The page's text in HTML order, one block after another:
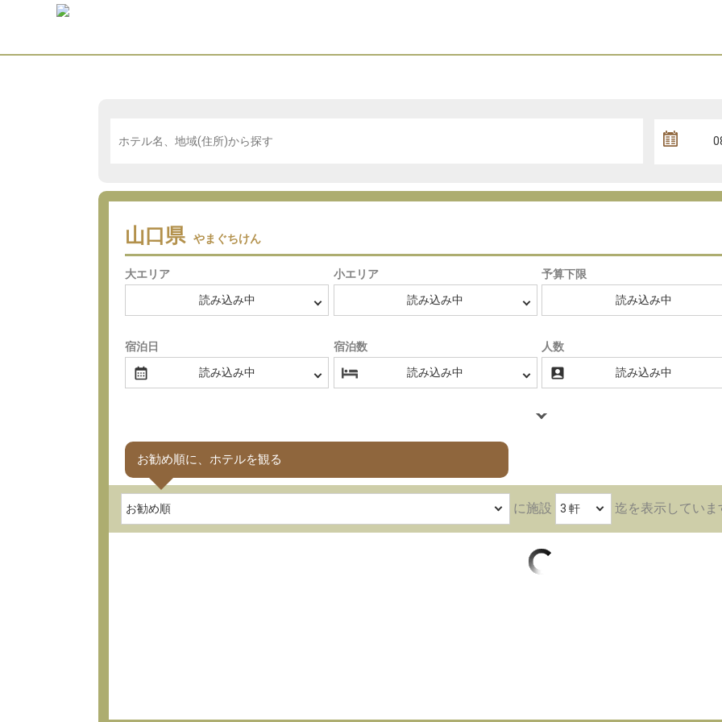
山口県 やまぐちけん
大エリア 小エリア 予算下限
宿泊日 宿泊数 人数
お勧め順に、ホテルを観る
に施設 迄を表示 していま